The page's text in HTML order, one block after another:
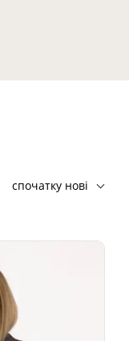
спочатку нові